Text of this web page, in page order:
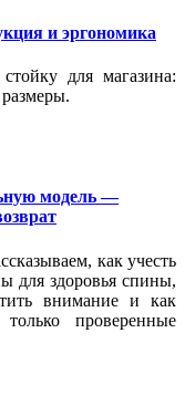
и эргономика
для магазина:
модель —
как учесть
для здоровья спины,
внимание и как
проверенные